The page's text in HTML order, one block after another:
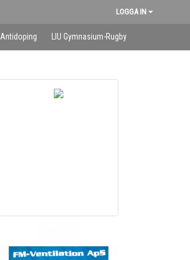
LOGGA IN
Antidoping LIU Gymnasium-Rugby